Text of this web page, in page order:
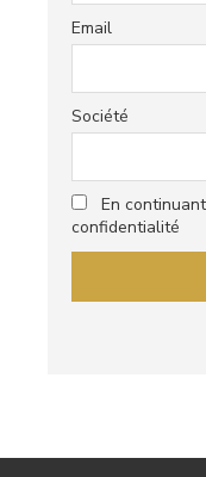
Email
Société
En
confidentialité